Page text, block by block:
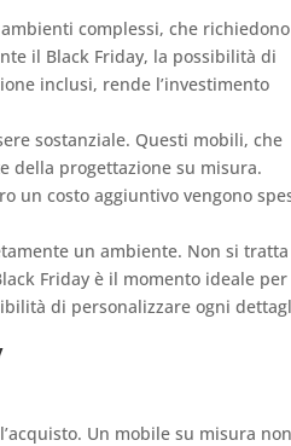
complessi, che richiedono
il Black Friday, la possibilità di
inclusi, rende l’investimento
sostanziale. Questi mobili, che
della progettazione su misura.
un costo aggiuntivo vengono
un ambiente. Non si
Friday è il momento ideale per
di personalizzare ogni
Un mobile su misura